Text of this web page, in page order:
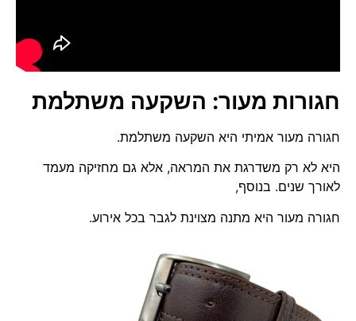
חגורות מעור: השקעה משתלמת
חגורה מעור אמיתי היא השקעה משתלמת.
היא לא רק משדרגת את המראה, אלא גם מחזיקה מעמד
לאורך שנים. בנוסף,
חגורה מעור היא מתנה מצוינת לגבר בכל אירוע.